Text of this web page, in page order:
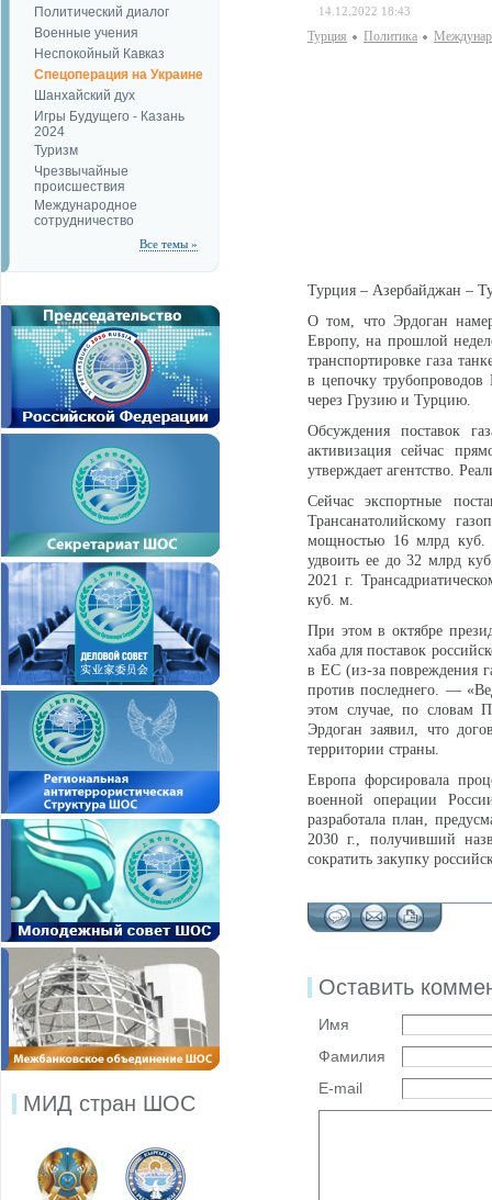
Политический диалог
Военные учения
Неспокойный Кавказ
Спецоперация на Украине
Шанхайский дух
Игры Будущего - Казань
2024
Туризм
Чрезвычайные
происшествия
Международное
сотрудничество
Все темы »
МИД стран ШОС
14.12.2022 18:43
Турция Политика
Турция – Азербайджан –
О том, что Эрдоган
Европу, на прошлой
транспортировке газа
в цепочку
через Грузию и Турцию.
Обсуждения поставок
активизация сейчас
утверждает агентство.
Сейчас экспортные
Трансанатолийскому
мощностью 16 млрд куб.
удвоить ее до 32 млрд
2021 г.
куб. м.
При этом в октябре
хаба для поставок
в ЕС (из-за повреждения
против последнего. —
этом случае, по словам
Эрдоган заявил, что
территории страны.
Европа форсировала
военной операции
разработала план,
2030 г., получивший
сократить закупку
Оставить
Имя
Фамилия
E-mail